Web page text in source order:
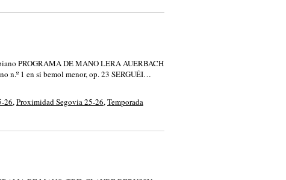
PROGRAMA DE MANO LERA AUERBACH
n.º 1 en si bemol menor, op. 23 SERGUÉI…
26, Proximidad Segovia 25-26, Temporada